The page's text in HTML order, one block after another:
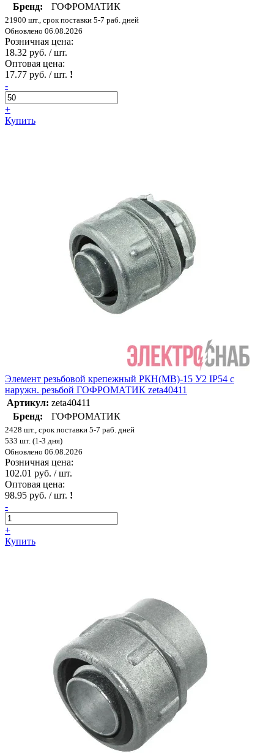
Бренд:
ГОФРОМАТИК
21900 шт., срок поставки 5-7 раб. дней
Обновлено 06.08.2026
Розничная цена:
18.32 руб. / шт.
Оптовая цена:
17.77 руб. / шт. !
-
+
Купить
Элемент резьбовой крепежный РКН(МВ)-15 У2 IP54 с
наружн. резьбой ГОФРОМАТИК zeta40411
Артикул: zeta40411
Бренд:
ГОФРОМАТИК
2428 шт., срок поставки 5-7 раб. дней
533 шт. (1-3 дня)
Обновлено 06.08.2026
Розничная цена:
102.01 руб. / шт.
Оптовая цена:
98.95 руб. / шт. !
-
+
Купить